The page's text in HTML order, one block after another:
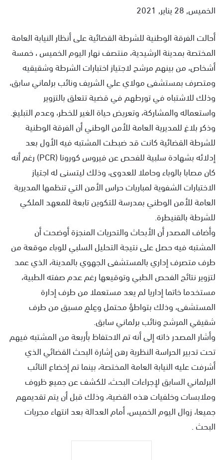
ي
الخميس, 28 يناير, 2021
أحالت الفرقة الوطنية للشرطة القضائية على أنظار النيابة العامة
المختصة بمدينة الرشيدية، منتصف نهار اليوم الخميس ، خمسة
أشخاص، من بينهم مرشح لاجتياز اختبارات الشرطة وشقيقيه
ومتصرف بمستشفى مولاي علي الشريف ونائب برلماني سابق،
وذلك للاشتباه في تورطهم في قضية تتعلق بالتزوير
واستعماله والمشاركة، وتعريض حياة الغير للخطر، وعدم التبليغ.
وذكر بلاغ للمديرية العامة للأمن الوطني أن الفرقة الوطنية
للشرطة القضائية كانت قد ضبطت المشتبه فيه الأول بعد
إدلائه بشهادة سلبية للفحص عن فيروس كورونا (PCR) رغم أنه
كان مصابا بالوباء وحاملا للعدوى، وذلك ليتسنى له اجتياز
الاختبارات الشفوية لمباريات حراس الأمن التي تنظمها المديرية
العامة للأمن الوطني بمدرسة للتكوين تابعة للمعهد الملكي
للشرطة بالقنيطرة.
وأضاف المصدر أن الأبحاث والتحريات المنجزة أوضحت أن
المشتبه فيه حصل على نتيجة التحليل السلبي للوباء موقعة من
طرف متصرف إداري بالمستشفى الجهوي بالمدينة، الذي عمد
لتزوير نتائج الفحص الطبي وتوقيعها رغم عدم صفته الطبية،
مستخدما خاتما إداريا لم يعد مستعملا من طرف إدارة
المستشفى، وذلك بتواطؤ محتمل وعِلمٍ مسبق من طرف
شقيقي المرشح ونائب برلماني سابق.
وأشار المصدر ذاته إلى أنه تم الاحتفاظ بأربعة من المشتبه فيهم
تحت تدبير الحراسة النظرية رهن إشارة البحث القضائي الذي
أشرفت عليه النيابة العامة المختصة، بينما تم إخضاع النائب
البرلماني السابق لإجراءات البحث، للكشف عن جميع ظروف
وملابسات وخلفيات هذه القضية، وذلك قبل أن يتم تقديمهم
جميعا، زوال اليوم الخميس، أمام العدالة بعد انتهاء مجريات
البحث .